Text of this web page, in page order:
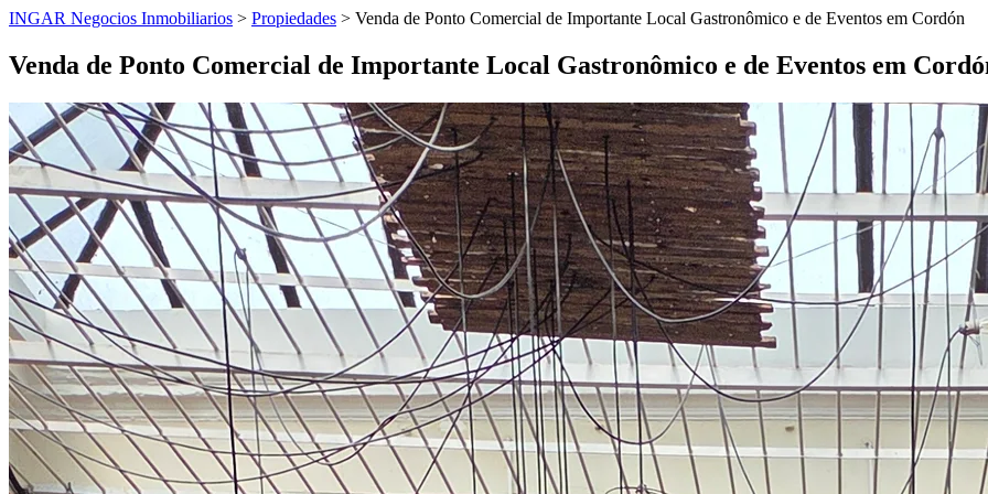
INGAR Negocios Inmobiliarios > Propiedades > Venda de Ponto Comercial de Importante Local Gastronômico e de Eventos em Cordón
Venda de Ponto Comercial de Importante Local Gastronômico e de Eventos em